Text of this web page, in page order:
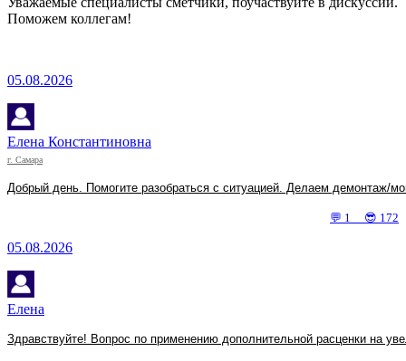
Поможем коллегам!
05.08.2026
Елена Константиновна
г. Самара
Добрый день. Помогите разобраться с ситуацией. Делаем демонтаж/
💬 1 😎 172
05.08.2026
Елена
Здравствуйте! Вопрос по применению дополнительной расценки на